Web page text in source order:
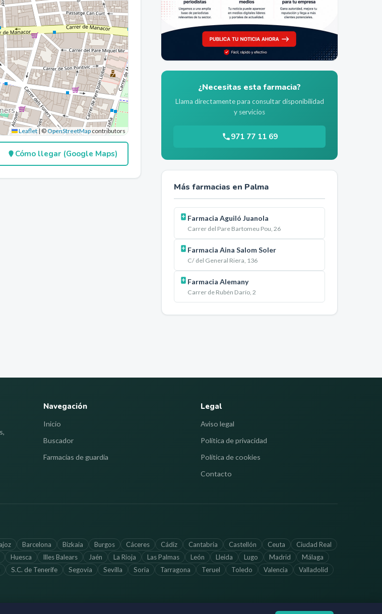
Leaflet| ©OpenStreetMap contributors
Cómo llegar (Google Maps)
¿Necesitas esta farmacia?
Llama directamente para consultar disponibilidad
y servicios
971 77 11 69
Más farmacias en Palma
Farmacia Aguiló Juanola
Carrer del Pare Bartomeu Pou, 26
Farmacia Aina Salom Soler
C/ del General Riera, 136
Farmacia Alemany
Carrer de Rubén Darío, 2
Navegación
Inicio
Buscador
Farmacias de guardia
Legal
Aviso legal
Política de privacidad
Política de cookies
Contacto
Barcelona Bizkaia Burgos Cáceres Cádiz Cantabria Castellón Ceuta
Ciudad Real
Huesca Illes Balears Jaén La Rioja Las Palmas León Lleida Lugo Madrid
Málaga
S.C. de Tenerife Segovia Sevilla Soria Tarragona Teruel Toledo Valencia
Valladolid